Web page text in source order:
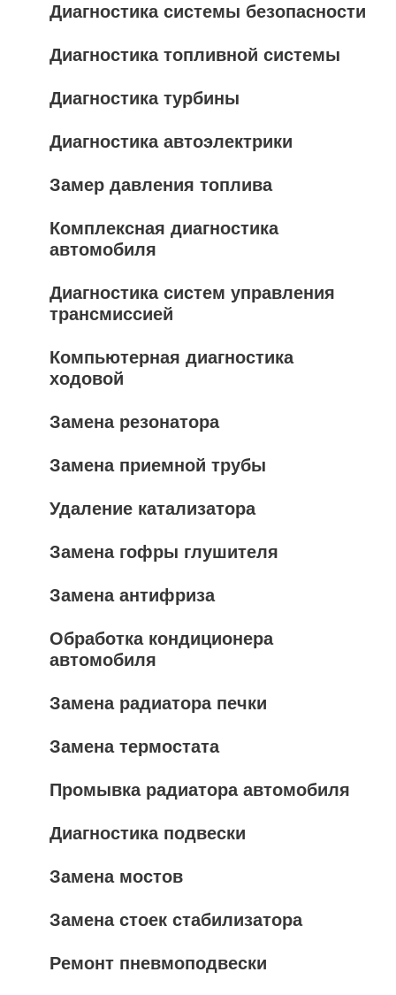
Диагностика системы безопасности
Диагностика топливной системы
Диагностика турбины
Диагностика автоэлектрики
Замер давления топлива
Комплексная диагностика
автомобиля
Диагностика систем управления
трансмиссией
Компьютерная диагностика
ходовой
Замена резонатора
Замена приемной трубы
Удаление катализатора
Замена гофры глушителя
Замена антифриза
Обработка кондиционера
автомобиля
Замена радиатора печки
Замена термостата
Промывка радиатора автомобиля
Диагностика подвески
Замена мостов
Замена стоек стабилизатора
Ремонт пневмоподвески